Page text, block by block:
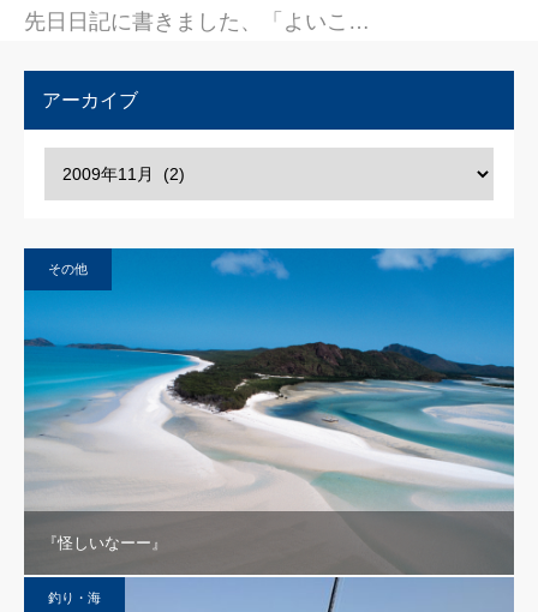
先日日記に書きました、「よいこ…
アーカイブ
その他
『怪しいなーー』
釣り・海